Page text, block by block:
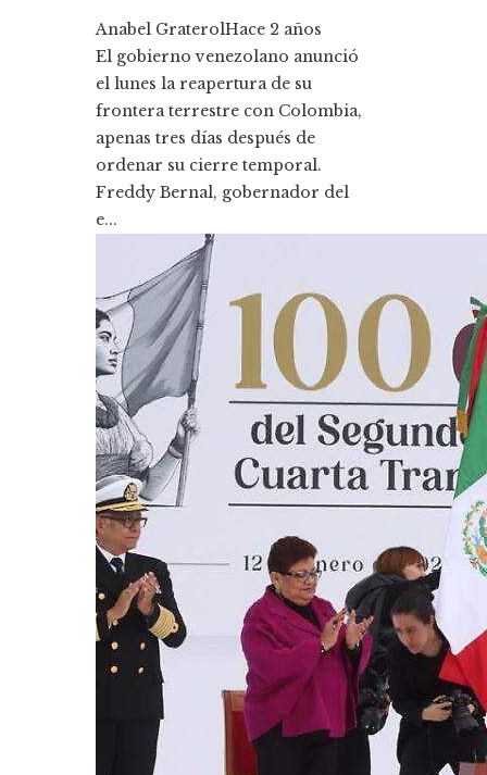
Anabel GraterolHace 2 años
El gobierno venezolano anunció
el lunes la reapertura de su
frontera terrestre con Colombia,
apenas tres días después de
ordenar su cierre temporal.
Freddy Bernal, gobernador del
e...